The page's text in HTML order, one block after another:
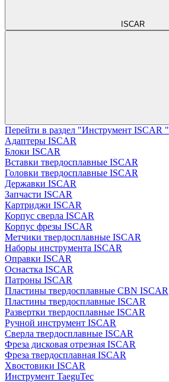
ISCAR
Перейти в раздел "Инструмент ISCAR "
Адаптеры ISCAR
Блоки ISCAR
Вставки твердосплавные ISCAR
Головки твердосплавные ISCAR
Державки ISCAR
Запчасти ISCAR
Картриджи ISCAR
Корпус сверла ISCAR
Корпус фрезы ISCAR
Метчики твердосплавные ISCAR
Наборы инструмента ISCAR
Оправки ISCAR
Оснастка ISCAR
Патроны ISCAR
Пластины твердосплавные CBN ISCAR
Пластины твердосплавные ISCAR
Развертки твердосплавные ISCAR
Ручной инструмент ISCAR
Сверла твердосплавные ISCAR
Фреза дисковая отрезная ISCAR
Фреза твердосплавная ISCAR
Хвостовики ISCAR
Инструмент TaeguTec